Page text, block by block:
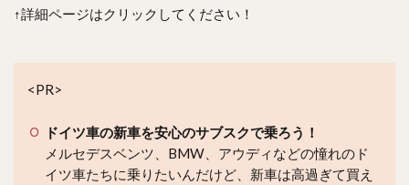
↑詳細ページはクリックしてください！
<PR>
ドイツ車の新車を安心のサブスクで乗ろう！
メルセデスベンツ、BMW、アウディなどの憧れのド
イツ車たちに乗りたいんだけど、新車は高過ぎて買え